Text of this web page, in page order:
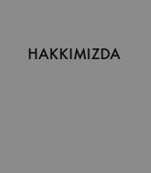
HAKKIMIZDA